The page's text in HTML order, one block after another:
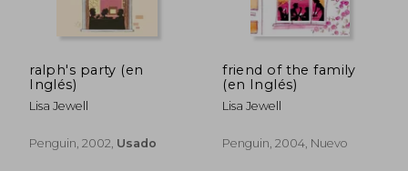
40% S/ 159,26 55%
ralph's party (en
Inglés)
Lisa Jewell
Penguin, 2002, Usado
friend of the family
(en Inglés)
Lisa Jewell
Penguin, 2004, Nuevo